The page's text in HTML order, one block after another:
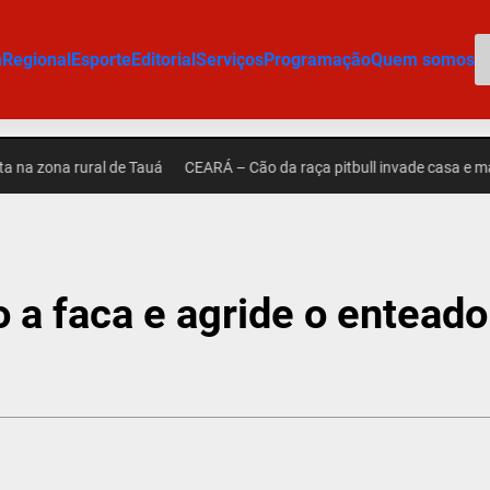
RegionalEsporteEditorialServiçosProgramaçãoQuem somos
zona rural de Tauá CEARÁ – Cão da raça pitbull invade casa e
a faca e agride o enteado